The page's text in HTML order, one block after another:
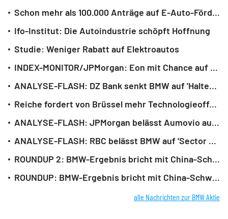
Schon mehr als 100.000 Anträge auf E-Auto-Förderung
Ifo-Institut: Die Autoindustrie schöpft Hoffnung
Studie: Weniger Rabatt auf Elektroautos
INDEX-MONITOR/JPMorgan: Eon mit Chance auf EuroStoxx - VW und BMW wohl raus
ANALYSE-FLASH: DZ Bank senkt BMW auf 'Halten' - Fairer Wert 65 Euro
Reiche fordert von Brüssel mehr Technologieoffenheit für Autoindustrie
ANALYSE-FLASH: JPMorgan belässt Aumovio auf 'Overweight' - Ziel 62 Euro
ANALYSE-FLASH: RBC belässt BMW auf 'Sector Perform' - Ziel 62 Euro
ROUNDUP 2: BMW-Ergebnis bricht mit China-Schwäche ein - Aktie im Plus
ROUNDUP: BMW-Ergebnis bricht mit China-Schwäche ein - Aktie vorbörslich im Minus
alle Nachrichten zur BMW Aktie